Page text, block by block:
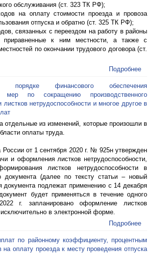
обслуживания (ст. 323 ТК РФ);
на оплату стоимости проезда и провоза
отпуска и обратно (ст. 325 ТК РФ);
связанных с переездом на работу в районы
приравненные к ним местности, а также с
по окончании трудового договора (ст.
Подробнее
порядке финансового обеспечения
мер по сокращению производственного
нетрудоспособности и многое другое в
отдельные из изменений, которые произошли в
оплаты труда.
от 1 сентября 2020 г. № 925н утвержден
и оформления листков нетрудоспособности,
листков нетрудоспособности в
документа (далее по тексту статьи – новый
документа подлежат применению с 14 декабря
будет применяться в течение одного
г. запланировано оформление листков
в электронной форме.
Подробнее
по районному коэффициенту, процентным
на оплату проезда к месту проведения отпуска